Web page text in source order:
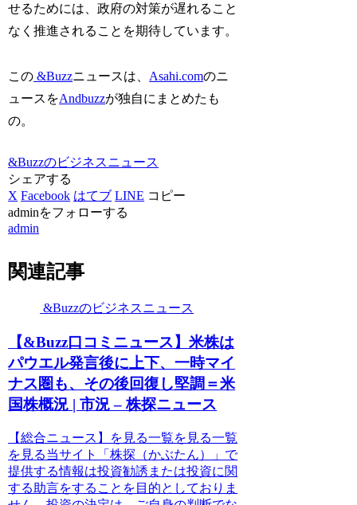
せるためには、政府の対策が遅れること
なく推進されることを期待しています。
この &Buzzニュースは、 Asahi.comのニ
ュースをAndbuzzが独自にまとめたも
の。
&Buzzのビジネスニュース
シェアする
X Facebook はてブ LINE コピー
adminをフォローする
admin
関連記事
&Buzzのビジネスニュース
【&Buzz口コミニュース】米株は
パウエル発言後に上下、一時マイ
ナス圏も、その後回復し堅調＝米
国株概況 | 市況 – 株探ニュース
【総合ニュース】を見る一覧を見る一覧
を見る当サイト「株探（かぶたん）」で
提供する情報は投資勧誘または投資に関
する助言をすることを目的としておりま